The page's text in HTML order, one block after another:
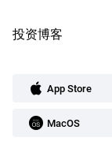
投资博客
App Store
MacOS